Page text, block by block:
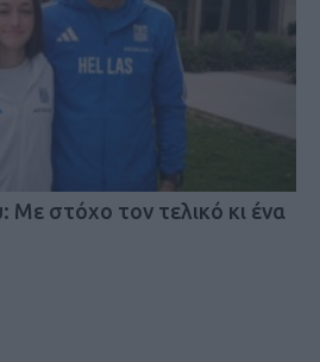
Με στόχο τον τελικό κι ένα